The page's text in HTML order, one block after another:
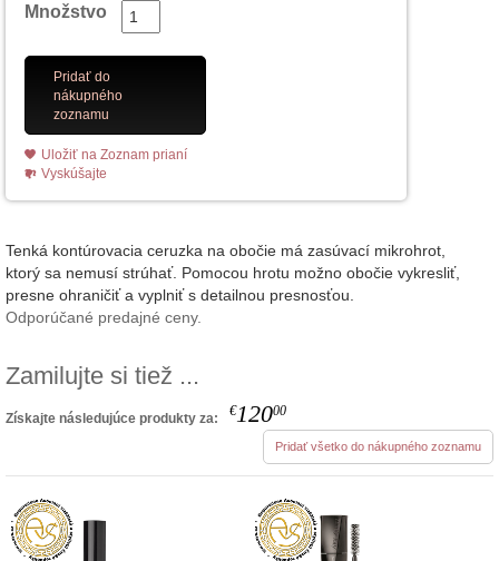
Množstvo
Pridať do
nákupného
zoznamu
Uložiť na Zoznam prianí
Vyskúšajte
Tenká kontúrovacia ceruzka na obočie má zasúvací mikrohrot,
ktorý sa nemusí strúhať. Pomocou hrotu možno obočie vykresliť,
presne ohraničiť a vyplniť s detailnou presnosťou.
Odporúčané predajné ceny.
Zamilujte si tiež ...
Získajte následujúce produkty za: €12000
Pridať všetko do nákupného zoznamu